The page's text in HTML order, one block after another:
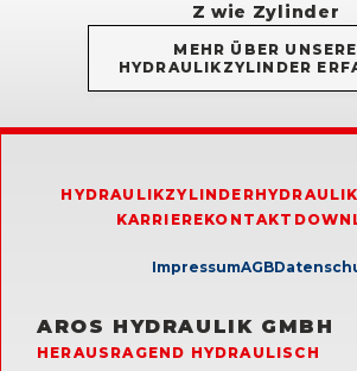
Z wie Zylinder
MEHR ÜBER UNSERE
HYDRAULIKZYLINDER
HYDRAULIKZYLINDER
KARRIEREKONTAKT
ImpressumAGB
AROS HYDRAULIK GMBH
HERAUSRAGEND HYDRAULISCH